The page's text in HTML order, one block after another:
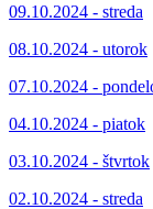
09.10.2024 - streda
08.10.2024 - utorok
07.10.2024 -
04.10.2024 - piatok
03.10.2024 - štvrtok
02.10.2024 - streda